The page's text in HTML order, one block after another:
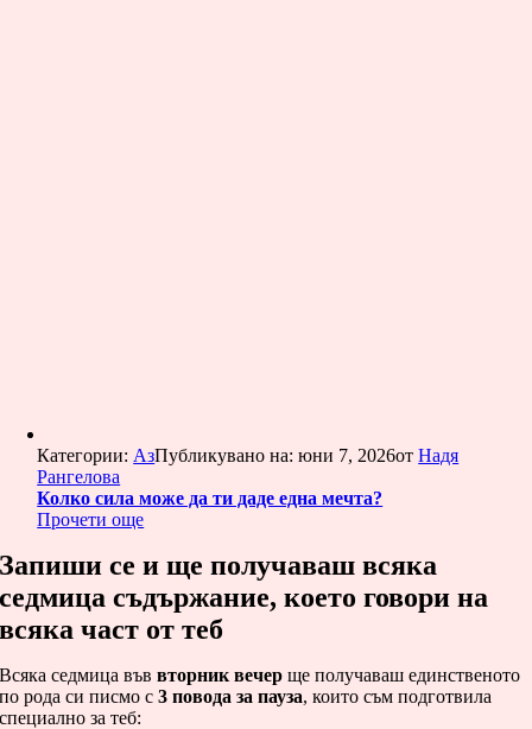
Категории: АзПубликувано на: юни 7, 2026отНадя
Рангелова
Колко сила може да ти даде една мечта?
Прочети още
Запиши се и ще получаваш всяка
седмица съдържание, което говори на
всяка част от теб
Всяка седмица въввторник вечер ще получаваш единственото
по рода си писмо с3 повода за пауза, които съм подготвила
специално за теб: